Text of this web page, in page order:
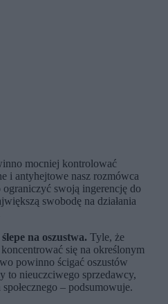
mocniej kontrolować
i antyhejtowe nasz rozmówca
swoją ingerencję do
swobodę na działania
na oszustwa. Tyle, że
się na określonym
powinno ścigać oszustów
to nieuczciwego sprzedawcy,
– podsumowuje.